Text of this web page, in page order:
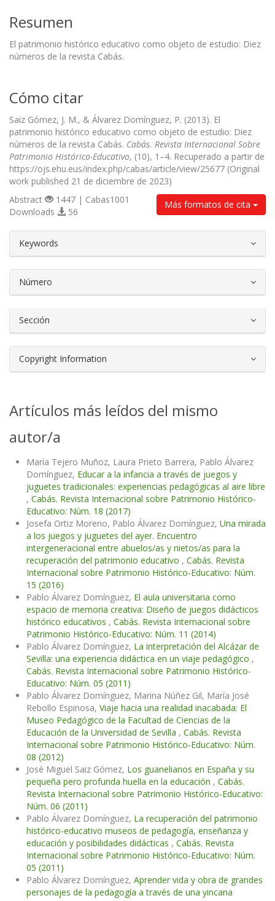
Resumen
El patrimonio histórico educativo como objeto de estudio: Diez
números de la revista Cabás.
Cómo citar
Saiz Gómez, J. M., & Álvarez Domínguez, P. (2013). El
patrimonio histórico educativo como objeto de estudio: Diez
números de la revista Cabás. Cabás. Revista Internacional Sobre
Patrimonio Histórico-Educativo, (10), 1–4. Recuperado a partir de
https://ojs.ehu.eus/index.php/cabas/article/view/25677 (Original
work published 21 de diciembre de 2023)
Más formatos de cita
Abstract
1447 | Cabas1001
Downloads
56
Keywords
Número
Sección
Copyright Information
Artículos más leídos del mismo
autor/a
María Tejero Muñoz, Laura Prieto Barrera, Pablo Álvarez
Domínguez, Educar a la infancia a través de juegos y
juguetes tradicionales: experiencias pedagógicas al aire libre
, Cabás. Revista Internacional sobre Patrimonio Histórico-
Educativo: Núm. 18 (2017)
Josefa Ortiz Moreno, Pablo Álvarez Domínguez, Una mirada
a los juegos y juguetes del ayer. Encuentro
intergeneracional entre abuelos/as y nietos/as para la
recuperación del patrimonio educativo , Cabás. Revista
Internacional sobre Patrimonio Histórico-Educativo: Núm.
15 (2016)
Pablo Álvarez Domínguez, El aula universitaria como
espacio de memoria creativa: Diseño de juegos didácticos
histórico educativos , Cabás. Revista Internacional sobre
Patrimonio Histórico-Educativo: Núm. 11 (2014)
Pablo Álvarez Domínguez, La interpretación del Alcázar de
Sevilla: una experiencia didáctica en un viaje pedagógico ,
Cabás. Revista Internacional sobre Patrimonio Histórico-
Educativo: Núm. 05 (2011)
Pablo Álvarez Domínguez, Marina Núñez Gil, María José
Rebollo Espinosa, Viaje hacia una realidad inacabada: El
Museo Pedagógico de la Facultad de Ciencias de la
Educación de la Universidad de Sevilla , Cabás. Revista
Internacional sobre Patrimonio Histórico-Educativo: Núm.
08 (2012)
José Miguel Saiz Gómez, Los guanelianos en España y su
pequeña pero profunda huella en la educación , Cabás.
Revista Internacional sobre Patrimonio Histórico-Educativo:
Núm. 06 (2011)
Pablo Álvarez Domínguez, La recuperación del patrimonio
histórico-educativo museos de pedagogía, enseñanza y
educación y posibilidades didácticas , Cabás. Revista
Internacional sobre Patrimonio Histórico-Educativo: Núm.
05 (2011)
Pablo Álvarez Domínguez, Aprender vida y obra de grandes
personajes de la pedagogía a través de una yincana